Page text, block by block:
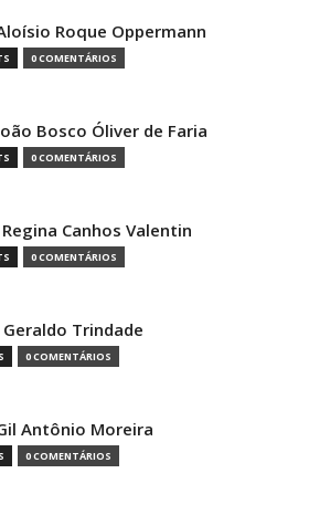
Roque Oppermann
0 COMENTÁRIOS
Bosco Óliver de Faria
0 COMENTÁRIOS
Canhos Valentin
0 COMENTÁRIOS
Geraldo Trindade
0 COMENTÁRIOS
Antônio Moreira
0 COMENTÁRIOS